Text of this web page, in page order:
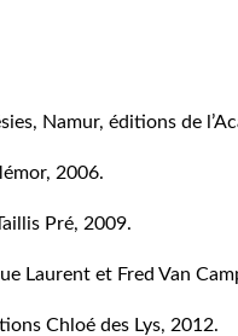
Namur, éditions de
2006.
Pré, 2009.
Laurent et Fred Van
Chloé des Lys, 2012.